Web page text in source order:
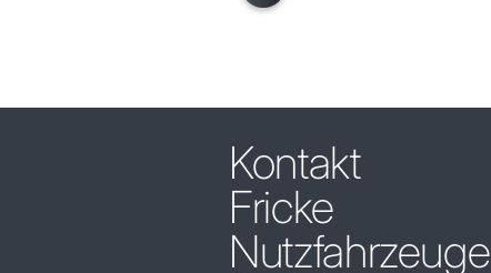
Kontakt
Fricke
Nutzfahrzeuge